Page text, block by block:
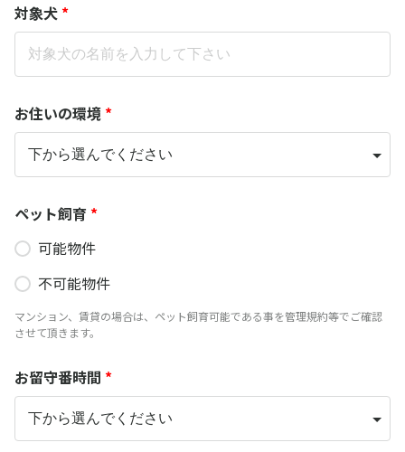
対象犬 *
お住いの環境 *
ペット飼育 *
可能物件
不可能物件
マンション、賃貸の場合は、ペット飼育可能である事を管理規約等でご確認
させて頂きます。
お留守番時間 *